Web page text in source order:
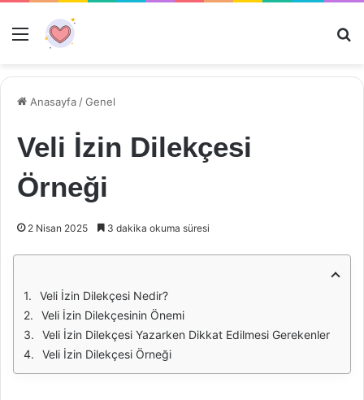
Menü
Anasayfa /Genel
Veli İzin Dilekçesi
Örneği
2 Nisan 2025 3 dakika okuma süresi
Veli İzin Dilekçesi Nedir?
Veli İzin Dilekçesinin Önemi
Veli İzin Dilekçesi Yazarken Dikkat Edilmesi Gerekenler
Veli İzin Dilekçesi Örneği